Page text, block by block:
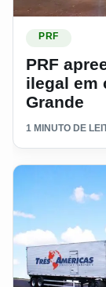
PRF
PRF
ilegal em
Grande
1 MINUTO DE